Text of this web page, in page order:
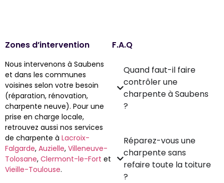
Zones d’intervention
Nous intervenons à Saubens
et dans les communes
voisines selon votre besoin
(réparation, rénovation,
charpente neuve). Pour une
prise en charge locale,
retrouvez aussi nos services
de charpente à Lacroix-
Falgarde, Auzielle, Villeneuve-
Tolosane, Clermont-le-Fort et
Vieille-Toulouse.
F.A.Q
Quand faut-il faire
contrôler une
charpente à Saubens
?
Réparez-vous une
charpente sans
refaire toute la toiture
?